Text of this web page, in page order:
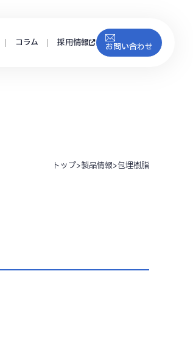
コラム 採用情報 お問い合わせ
トップ>製品情報>包埋樹脂